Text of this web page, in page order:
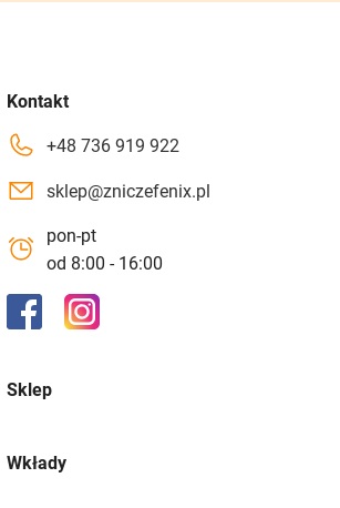
Kontakt
+48 736 919 922
sklep@zniczefenix.pl
pon-pt
od 8:00 - 16:00
Sklep
Wkłady